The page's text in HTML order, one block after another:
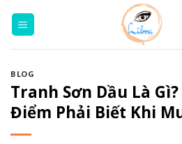
BLOG
Tranh Sơn Dầu Là
Điểm Phải Biết Khi